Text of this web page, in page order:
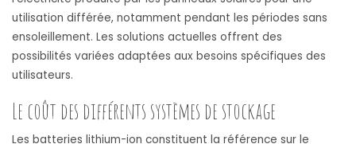
utilisation différée, notamment pendant les périodes sans
ensoleillement. Les solutions actuelles offrent des
possibilités variées adaptées aux besoins spécifiques des
utilisateurs.
Le coût des différents systèmes de stockage
Les batteries lithium-ion constituent la référence sur le